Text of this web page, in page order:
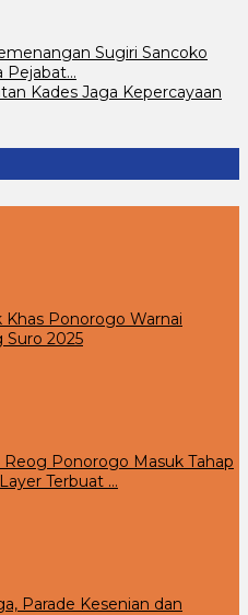
Sugiri Sancoko
Pejabat…
Kades Jaga Kepercayaan
Ponorogo Warnai
Suro 2025
Ponorogo Masuk Tahap
Terbuat …
Parade Kesenian dan